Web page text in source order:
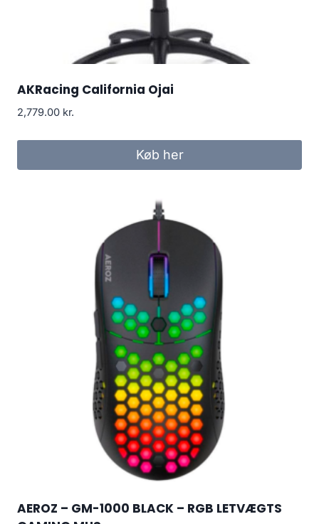
AKRacing California Ojai
2,779.00 kr.
Køb her
AEROZ – GM-1000 BLACK – RGB LETVÆGTS